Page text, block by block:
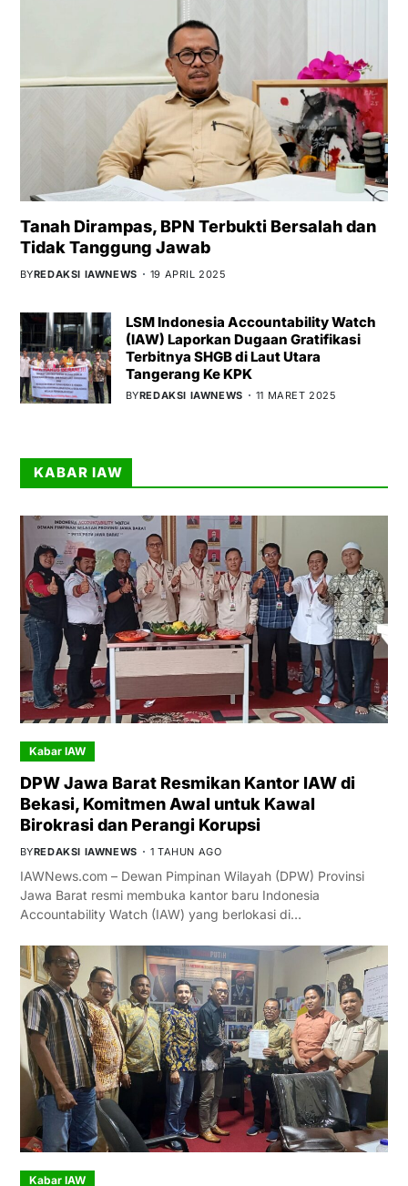
Tanah Dirampas, BPN Terbukti Bersalah dan
Tidak Tanggung Jawab
BYREDAKSI IAWNEWS 19 APRIL 2025
LSM Indonesia Accountability Watch
(IAW) Laporkan Dugaan Gratifikasi
Terbitnya SHGB di Laut Utara
Tangerang Ke KPK
BYREDAKSI IAWNEWS 11 MARET 2025
KABAR IAW
Kabar IAW
DPW Jawa Barat Resmikan Kantor IAW di
Bekasi, Komitmen Awal untuk Kawal
Birokrasi dan Perangi Korupsi
BYREDAKSI IAWNEWS 1 TAHUN AGO
IAWNews.com – Dewan Pimpinan Wilayah (DPW) Provinsi
Jawa Barat resmi membuka kantor baru Indonesia
Accountability Watch (IAW) yang berlokasi di…
Kabar IAW